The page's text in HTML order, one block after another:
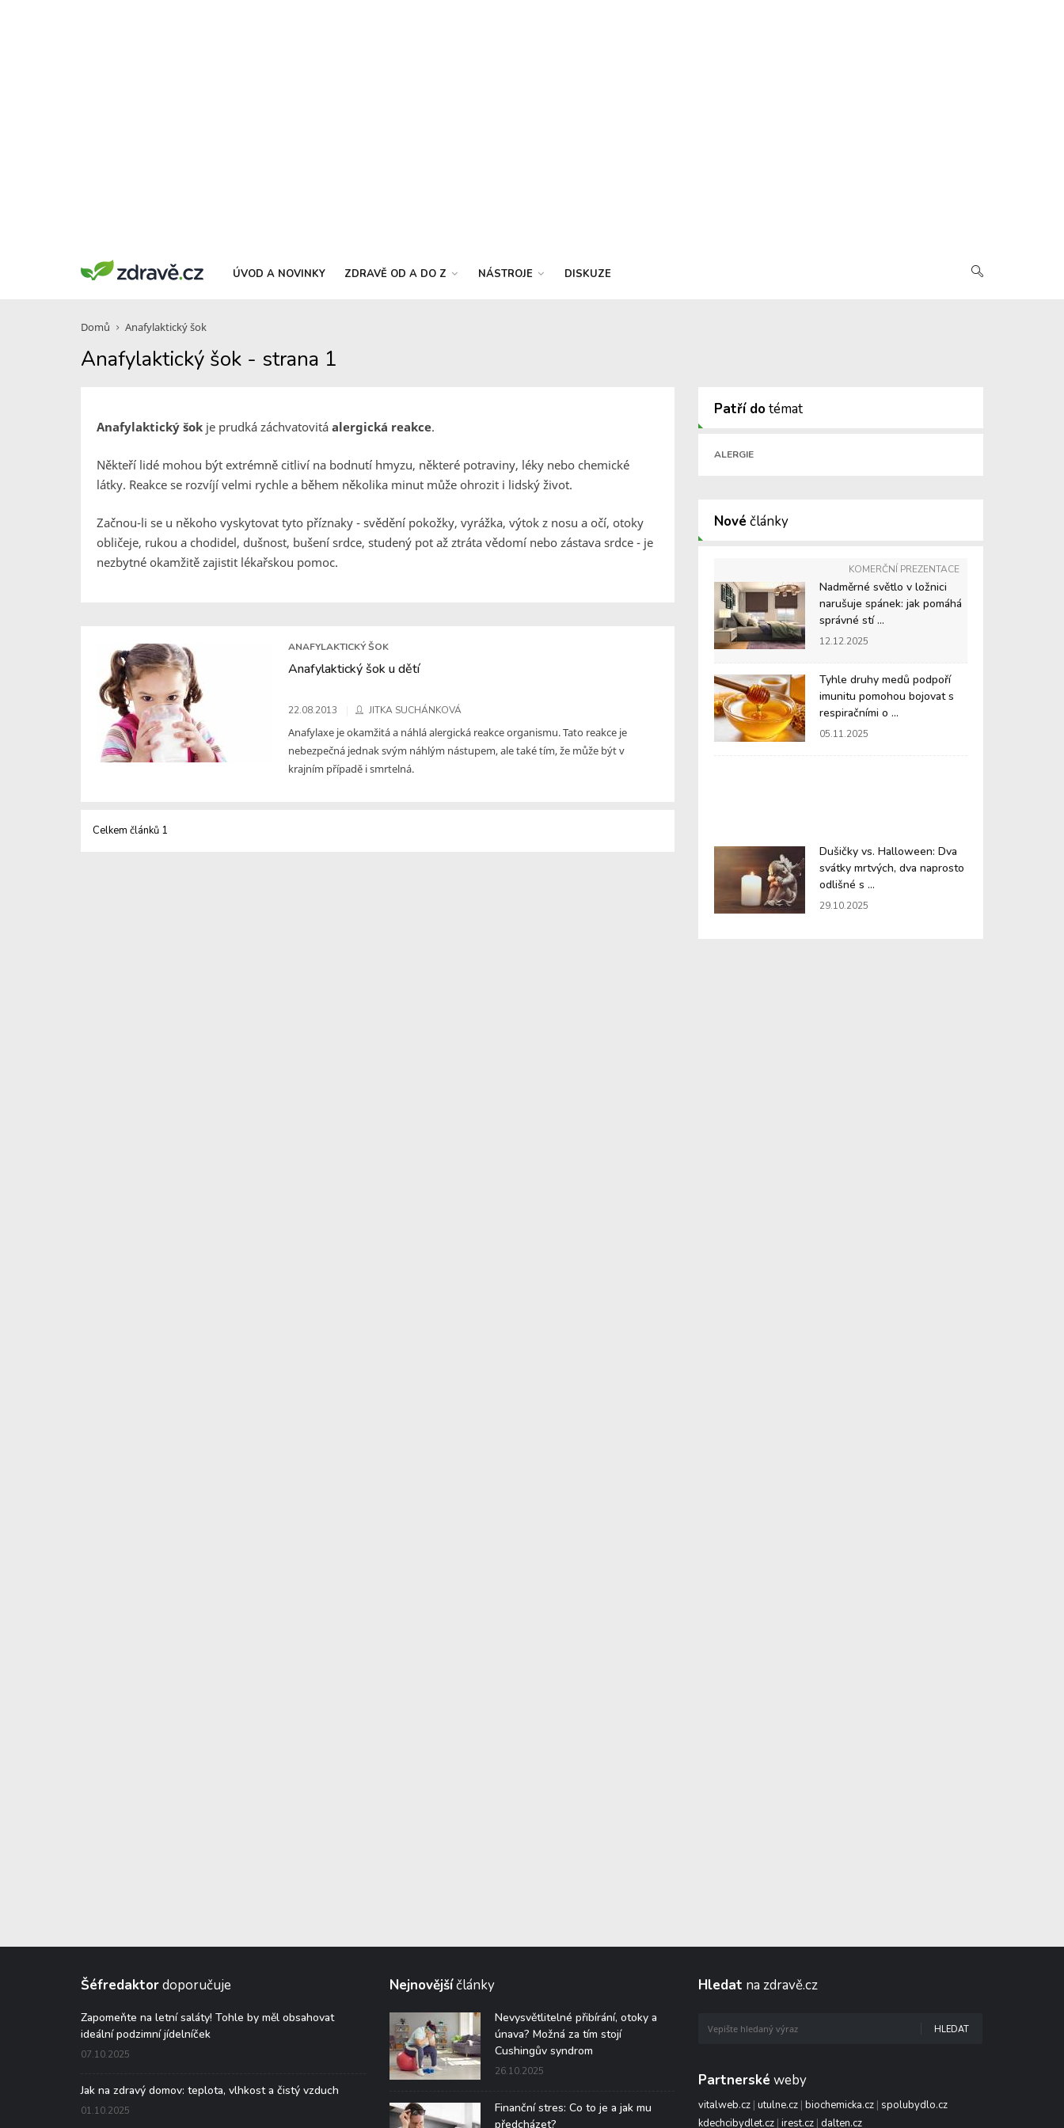
ÚVOD A NOVINKY ZDRAVĚ OD A DO Z NÁSTROJE DISKUZE
Domů Anafylaktický šok
Anafylaktický šok - strana 1
Anafylaktický šok je prudká záchvatovitá alergická reakce.
Někteří lidé mohou být extrémně citliví na bodnutí hmyzu, některé potraviny, léky nebo chemické
látky. Reakce se rozvíjí velmi rychle a během několika minut může ohrozit i lidský život.
Začnou-li se u někoho vyskytovat tyto příznaky - svědění pokožky, vyrážka, výtok z nosu a očí, otoky
obličeje, rukou a chodidel, dušnost, bušení srdce, studený pot až ztráta vědomí nebo zástava srdce - je
nezbytné okamžitě zajistit lékařskou pomoc.
ANAFYLAKTICKÝ ŠOK
Anafylaktický šok u dětí
22.08.2013 JITKA SUCHÁNKOVÁ
Anafylaxe je okamžitá a náhlá alergická reakce organismu. Tato reakce je
nebezpečná jednak svým náhlým nástupem, ale také tím, že může být v
krajním případě i smrtelná.
Celkem článků 1
Patří dotémat
ALERGIE
Nové články
KOMERČNÍ PREZENTACE
Nadměrné světlo v ložnici
narušuje spánek: jak pomáhá
správné stí ...
12.12.2025
Tyhle druhy medů podpoří
imunitu pomohou bojovat s
respiračními o ...
05.11.2025
Dušičky vs. Halloween: Dva
svátky mrtvých, dva naprosto
odlišné s ...
29.10.2025
Šéfredaktordoporučuje
Zapomeňte na letní saláty! Tohle by měl obsahovat
ideální podzimní jídelníček
07.10.2025
Jak na zdravý domov: teplota, vlhkost a čistý vzduch
01.10.2025
Nejnovějšíčlánky
Nevysvětlitelné přibírání, otoky a
únava? Možná za tím stojí
Cushingův syndrom
26.10.2025
Finanční stres: Co to je a jak mu
předcházet?
Hledat na zdravě.cz
HLEDAT
Partnerské weby
vitalweb.cz| utulne.cz| biochemicka.cz| spolubydlo.cz
kdechcibydlet.cz| irest.cz| dalten.cz